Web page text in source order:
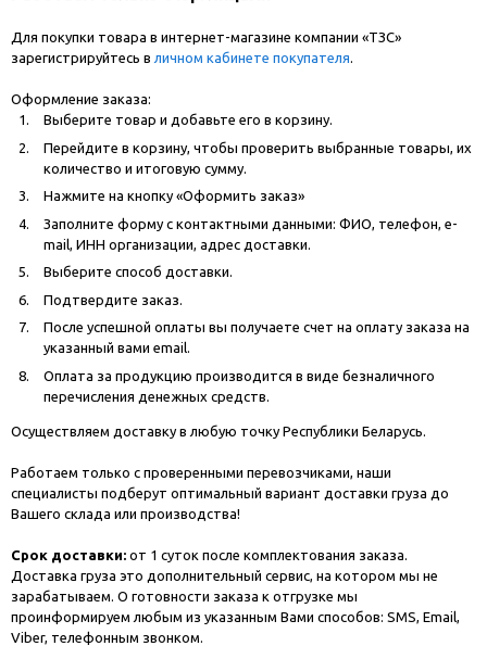
Для покупки товара в интернет-магазине компании «ТЗС»
зарегистрируйтесь в личном кабинете покупателя.
Оформление заказа:
Выберите товар и добавьте его в корзину.
Перейдите в корзину, чтобы проверить выбранные товары, их
количество и итоговую сумму.
Нажмите на кнопку «Оформить заказ»
Заполните форму с контактными данными: ФИО, телефон, e-
mail, ИНН организации, адрес доставки.
Выберите способ доставки.
Подтвердите заказ.
После успешной оплаты вы получаете счет на оплату заказа на
указанный вами email.
Оплата за продукцию производится в виде безналичного
перечисления денежных средств.
Осуществляем доставку в любую точку Республики Беларусь.
Работаем только с проверенными перевозчиками, наши
специалисты подберут оптимальный вариант доставки груза до
Вашего склада или производства!
Срок доставки: от 1 суток после комплектования заказа.
Доставка груза это дополнительный сервис, на котором мы не
зарабатываем. О готовности заказа к отгрузке мы
проинформируем любым из указанным Вами способов: SMS, Email,
Viber, телефонным звонком.